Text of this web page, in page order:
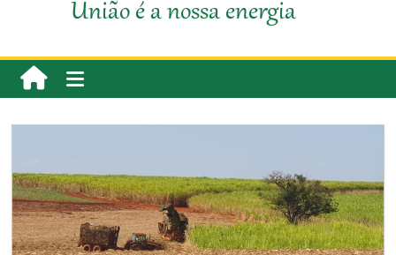
União é a nossa energia